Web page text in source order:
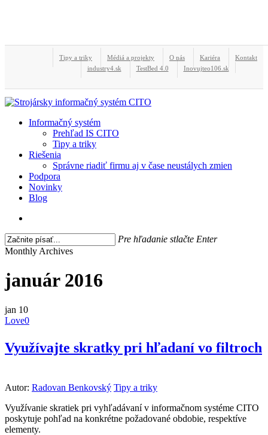
Tipy a triky Médiá a projekty O nás Kariéra
Kontakt
industry4.sk
TestBed 4.0 Inovujteo106.sk
search
Menu
Informačný systém
Prehľad IS CITO
Tipy a triky
Riešenia
Správne riadiť firmu aj v čase neustálych zmien
Podpora
Novinky
Blog
Pre hľadanie stlačte Enter
Close
Monthly Archives
január 2016
jan 10
Love0
Využívajte skratky pri hľadaní vo filtroch
Autor: Radovan Benkovský Tipy a triky
Využívanie skratiek pri vyhľadávaní v informačnom systéme CITO
poskytuje pohľad na konkrétne požadované obdobie, respektíve
elementy.
Menu